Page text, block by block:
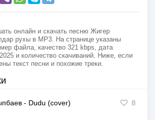
онлайн и скачать песню Жигер
рухы в MP3. На странице указаны
файла, качество 321 kbps, дата
и количество скачиваний. Ниже, если
текст песни и похожие треки.
- Dudu (cover) 8